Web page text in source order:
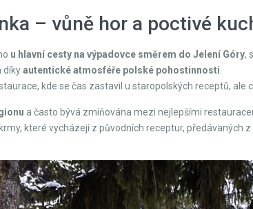
– vůně hor a poctivé
u hlavní cesty na výpadovce směrem do Jelení Góry,
díkyautentické atmosféře polské pohostinnosti
kde se čas zastavil u staropolských receptů, ale
a často bývá zmiňována mezi nejlepšími
které vycházejí z původních receptur, předávaných z